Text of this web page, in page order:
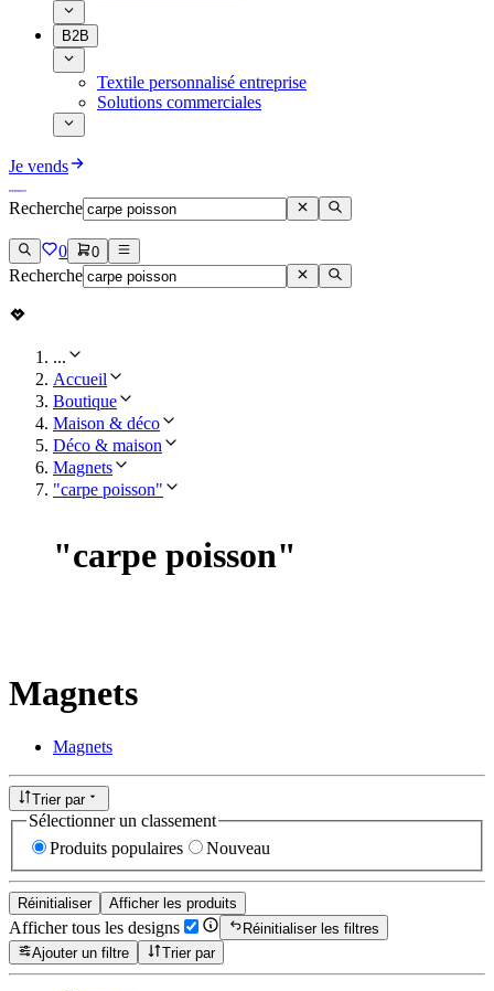
B2B
Textile personnalisé entreprise
Solutions commerciales
Je vends
Recherche
0 0
Recherche
...
Accueil
Boutique
Maison & déco
Déco & maison
Magnets
"carpe poisson"
"carpe poisson"
Magnets
Magnets
Trier par
Sélectionner un classement
Produits populaires
Nouveau
Réinitialiser Afficher les produits
Afficher tous les designs
Réinitialiser les filtres
Ajouter un filtre
Trier par